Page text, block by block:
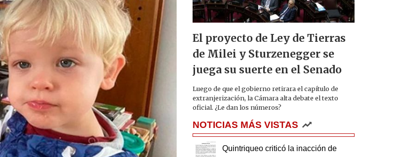
El proyecto de Ley de Tierras
de Milei y Sturzenegger se
juega su suerte en el Senado
Luego de que el gobierno retirara el capítulo de
extranjerización, la Cámara alta debate el texto
oficial. ¿Le dan los números?
NOTICIAS MÁS VISTAS
Quintriqueo criticó la inacción de